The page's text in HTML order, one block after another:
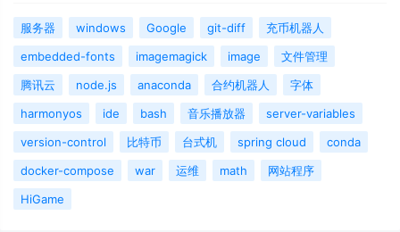
服务器 windows Google git-diff
充币机器人
embedded-fonts
imagemagick image
文件管理
腾讯云
node.js anaconda 合约机器人
字体
harmonyos
ide bash 音乐播放器
server-variables
version-control
比特币 台式机 spring cloud
conda
docker-compose
war 运维 math
网站程序
HiGame